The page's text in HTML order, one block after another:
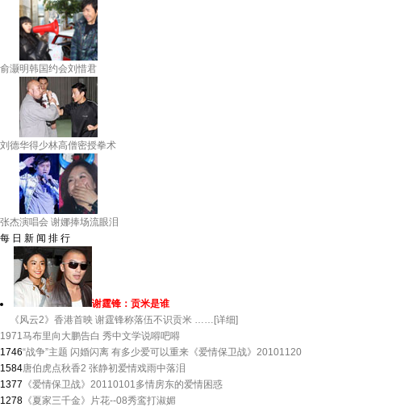
俞灏明韩国约会刘惜君
刘德华得少林高僧密授拳术
张杰演唱会 谢娜捧场流眼泪
每 日 新 闻 排 行
谢霆锋：贡米是谁
《风云2》香港首映 谢霆锋称落伍不识贡米 ……[详细]
1971马布里向大鹏告白 秀中文学说嘚吧嘚
1746“战争”主题 闪婚闪离 有多少爱可以重来《爱情保卫战》20101120
1584唐伯虎点秋香2 张静初爱情戏雨中落泪
1377 《爱情保卫战》20110101多情房东的爱情困惑
1278 《夏家三千金》片花--08秀鸾打淑媚